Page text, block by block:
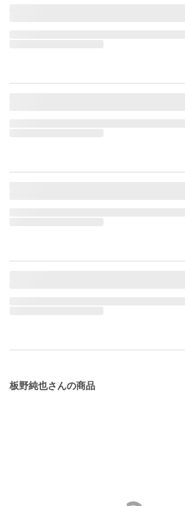
板野純也さんの商品